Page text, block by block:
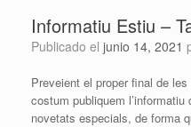
Informatiu Estiu –
Publicado el junio 14, 2021
Preveient el proper final de
costum publiquem l’informatiu
novetats especials, de forma